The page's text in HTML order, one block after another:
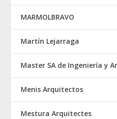
MARMOLBRAVO
Martín Lejarraga
Master SA de Ingeniería y
Menis Arquitectos
Mestura Arquitectes